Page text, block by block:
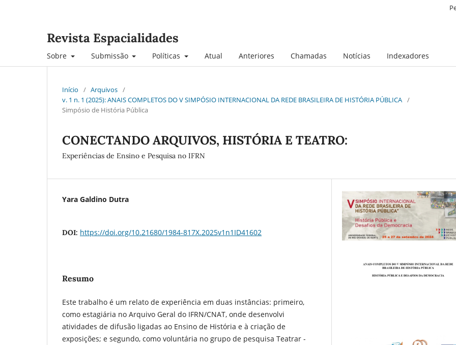
Revista Espacialidades
Sobre Submissão Políticas Atual Anteriores Chamadas Notícias Indexadores
Início / Arquivos /
v. 1 n. 1 (2025): ANAIS COMPLETOS DO V SIMPÓSIO INTERNACIONAL DA REDE BRASILEIRA DE HISTÓRIA PÚBLICA /
Simpósio de História Pública
CONECTANDO ARQUIVOS, HISTÓRIA E TEATRO:
Experiências de Ensino e Pesquisa no IFRN
Yara Galdino Dutra
DOI: https://doi.org/10.21680/1984-817X.2025v1n1ID41602
Resumo
Este trabalho é um relato de experiência em duas instâncias: primeiro,
como estagiária no Arquivo Geral do IFRN/CNAT, onde desenvolvi
atividades de difusão ligadas ao Ensino de História e à criação de
exposições; e segundo, como voluntária no grupo de pesquisa Teatrar -